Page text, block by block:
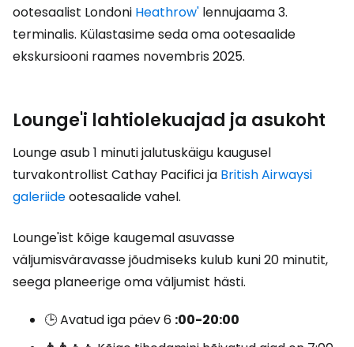
ootesaalist Londoni Heathrow' lennujaama 3.
terminalis. Külastasime seda oma ootesaalide
ekskursiooni raames novembris 2025.
Lounge'i lahtiolekuajad ja asukoht
Lounge asub 1 minuti jalutuskäigu kaugusel
turvakontrollist Cathay Pacifici ja British Airwaysi
galeriideootesaalide vahel.
Lounge'ist kõige kaugemal asuvasse
väljumisväravasse jõudmiseks kulub kuni 20 minutit,
seega planeerige oma väljumist hästi.
🕒 Avatud iga päev 6 :00-20:00